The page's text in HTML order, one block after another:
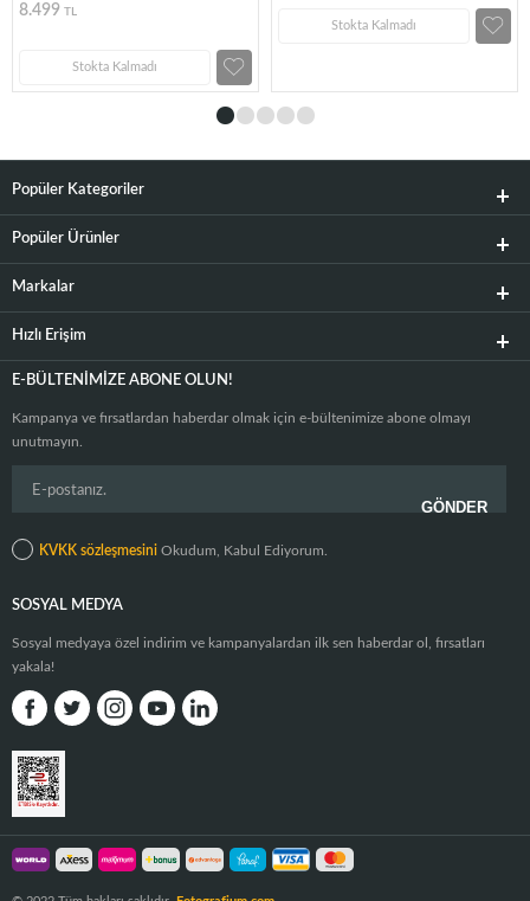
8.499 TL
Stokta Kalmadı
Stokta Kalmadı
Popüler Kategoriler
Popüler Ürünler
Markalar
Hızlı Erişim
E-BÜLTENIMIZE ABONE OLUN!
Kampanya ve fırsatlardan haberdar olmak için e-bültenimize abone olmayı
unutmayın.
KVKK sözleşmesini Okudum, Kabul Ediyorum.
SOSYAL MEDYA
Sosyal medyaya özel indirim ve kampanyalardan ilk sen haberdar ol, fırsatları
yakala!